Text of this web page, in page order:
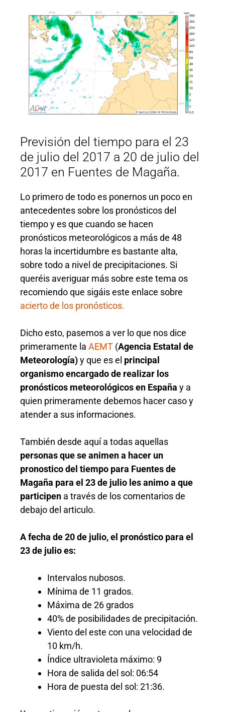
Previsión del tiempo para el 23
de julio del 2017 a 20 de julio del
2017 en Fuentes de Magaña.
Lo primero de todo es ponernos un poco en
antecedentes sobre los pronósticos del
tiempo y es que cuando se hacen
pronósticos meteorológicos a más de 48
horas la incertidumbre es bastante alta,
sobre todo a nivel de precipitaciones. Si
queréis averiguar más sobre este tema os
recomiendo que sigáis este enlace sobre
acierto de los pronósticos.
Dicho esto, pasemos a ver lo que nos dice
primeramente la AEMT (Agencia Estatal de
Meteorología)y que es el principal
organismo encargado de realizar los
pronósticos meteorológicos en España y a
quien primeramente debemos hacer caso y
atender a sus informaciones.
También desde aquí a todas aquellas
personas que se animen a hacer un
pronostico del tiempo para Fuentes de
Magaña para el 23 de julio les animo a que
participen a través de los comentarios de
debajo del articulo.
A fecha de 20 de julio, el pronóstico para el
23 de julio es:
Intervalos nubosos.
Mínima de 11 grados.
Máxima de 26 grados
40% de posibilidades de precipitación.
Viento del este con una velocidad de
10 km/h.
Índice ultravioleta máximo: 9
Hora de salida del sol: 06:54
Hora de puesta del sol: 21:36.